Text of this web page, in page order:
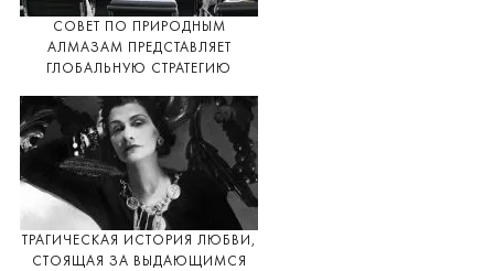
СОВЕТ ПО ПРИРОДНЫМ
АЛМАЗАМ ПРЕДСТАВЛЯЕТ
ГЛОБАЛЬНУЮ СТРАТЕГИЮ
ТРАГИЧЕСКАЯ ИСТОРИЯ ЛЮБВИ,
СТОЯЩАЯ ЗА ВЫДАЮЩИМСЯ